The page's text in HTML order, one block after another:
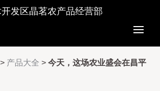
发区晶茗农产品经营部
> 产品大全 > 今天，这场农业盛会在昌平